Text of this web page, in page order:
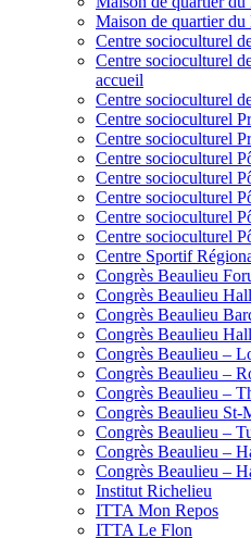
Maison de quartier du
Centre socioculturel
Centre socioculturel
accueil
Centre socioculturel
Centre socioculturel
Centre socioculturel
Centre socioculturel
Centre socioculturel
Centre socioculturel
Centre socioculturel
Centre socioculturel
Centre Sportif
Congrès Beaulieu
Congrès Beaulieu
Congrès Beaulieu
Congrès Beaulieu
Congrès Beaulieu –
Congrès Beaulieu –
Congrès Beaulieu –
Congrès Beaulieu
Congrès Beaulieu –
Congrès Beaulieu –
Congrès Beaulieu –
Institut Richelieu
ITTA Mon Repos
ITTA Le Flon